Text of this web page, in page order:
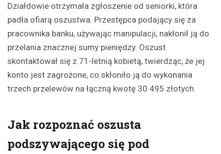
Działdowie otrzymała zgłoszenie od seniorki, która
padła ofiarą oszustwa. Przestępca podający się za
pracownika banku, używając manipulacji, nakłonił ją do
przelania znacznej sumy pieniędzy. Oszust
skontaktował się z 71-letnią kobietą, twierdząc, że jej
konto jest zagrożone, co skłoniło ją do wykonania
trzech przelewów na łączną kwotę 30 495 złotych.
Jak rozpoznać oszusta
podszywającego się pod